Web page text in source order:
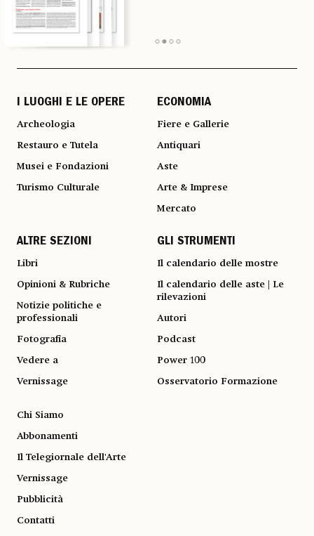
I LUOGHI E LE OPERE
Archeologia
Restauro e Tutela
Musei e Fondazioni
Turismo Culturale
ECONOMIA
Fiere e Gallerie
Antiquari
Aste
Arte & Imprese
Mercato
ALTRE SEZIONI
Libri
Opinioni & Rubriche
Notizie politiche e
professionali
Fotografia
Vedere a
Vernissage
GLI STRUMENTI
Il calendario delle mostre
Il calendario delle aste | Le
rilevazioni
Autori
Podcast
Power 100
Osservatorio Formazione
Chi Siamo
Abbonamenti
Il Telegiornale dell'Arte
Vernissage
Pubblicità
Contatti